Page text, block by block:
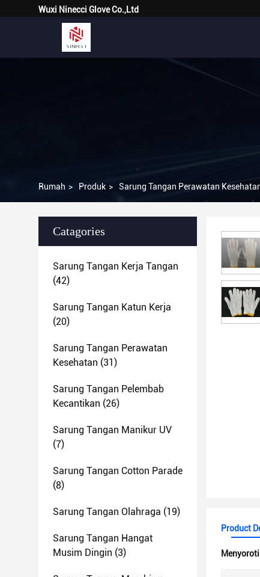
Wuxi Ninecci Glove Co.,Ltd
Rumah > Produk > Sarung Tangan Perawatan
Catagories
Sarung Tangan Kerja Tangan
(42)
Sarung Tangan Katun Kerja
(20)
Sarung Tangan Perawatan
Kesehatan (31)
Sarung Tangan Pelembab
Kecantikan (26)
Sarung Tangan Manikur UV
(7)
Sarung Tangan Cotton Parade
(8)
Sarung Tangan Olahraga (19)
Sarung Tangan Hangat
Musim Dingin (3)
Product